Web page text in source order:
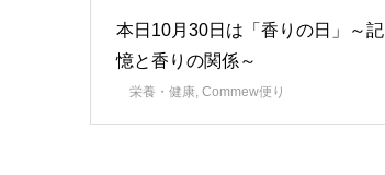
本日10月30日は「香りの日」～記
憶と香りの関係～
栄養・健康 Commew便り